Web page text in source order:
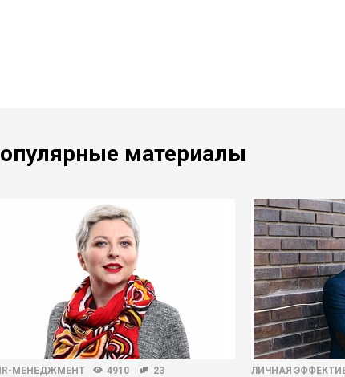
материалы
МЕНЕДЖМЕНТ 4910 23 ЛИЧНАЯ